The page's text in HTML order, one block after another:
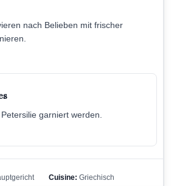
nach Belieben mit frischer
garniert werden.
Cuisine: Griechisch